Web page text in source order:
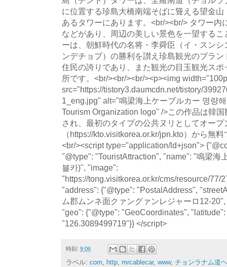
に位置する珍島大橋南端そばに聳える望金
あるタワーにあります。<br/><br/> タワー内
などがあり、周辺の美しい景色を一望する
ーは、朝鮮時代の名将・李舜臣（イ・スン
ンデチョプ）の勝利を讃え珍島観光のブラ
住民の誇りであり、また観光の目玉観光ス
所です。<br/><br/><br/><p><img
src="https://tistory3.daumcdn.net/tistory/
1_eng.jpg" alt="鳴梁海上ケーブルカー 명량
Tourism Organization logo" />この作品は韓
され、最初のタイプの公共ヌリとしてオー
（https://kto.visitkorea.or.kr/jpn.kto）から無
<br/><script type="application/ld+json">
"@type": "TouristAttraction", "name": "鳴梁海
블카)", "image":
"https://tong.visitkorea.or.kr/cms/resource/77/
"address": {"@type": "PostalAddress",
ム郡ムンネ面クァングァンレジャーロ12-
"geo": {"@type": "GeoCoordinates",
"126.3089499719"}} </script>
時刻: 9:06
ラベル: com, http, mrcablecar, www, チョンラナム道